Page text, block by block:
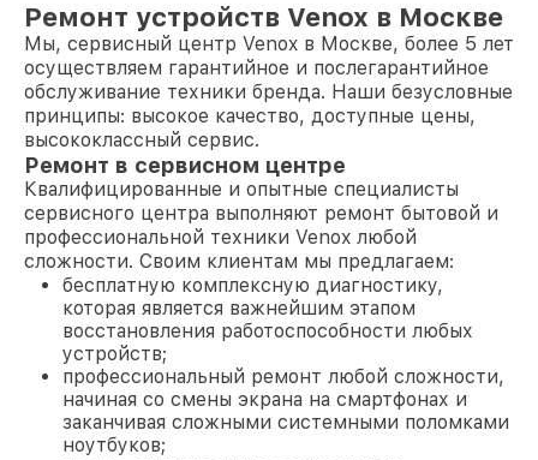
Ремонт устройств Venox в Москве
Мы, сервисный центр Venox в Москве, более 5 лет
осуществляем гарантийное и послегарантийное
обслуживание техники бренда. Наши безусловные
принципы: высокое качество, доступные цены,
высококлассный сервис.
Ремонт в сервисном центре
Квалифицированные и опытные специалисты
сервисного центра выполняют ремонт бытовой и
профессиональной техники Venox любой
сложности. Своим клиентам мы предлагаем:
бесплатную комплексную диагностику,
которая является важнейшим этапом
восстановления работоспособности любых
устройств;
профессиональный ремонт любой сложности,
начиная со смены экрана на смартфонах и
заканчивая сложными системными поломками
ноутбуков;